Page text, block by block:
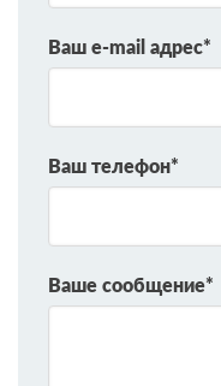
Ваш e-mail адрес*
Ваш телефон*
Ваше сообщение*